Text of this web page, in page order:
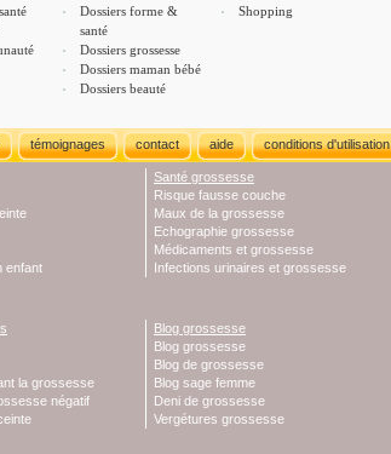
Dossiers forme &
santé
Dossiers grossesse
Dossiers maman bébé
Dossiers beauté
Shopping
témoignages contact aide conditions d'utilisation
enfant
Santé grossesse
Risque fausse couche
Maux de la grossesse
Echographie grossesse
Médicaments et grossesse
Infections urinaires et grossesse
la grossesse
négatif
Blog grossesse
Blog grossesse
Blog de grossesse
Blog sage femme
Deni de grossesse
Vergétures grossesse